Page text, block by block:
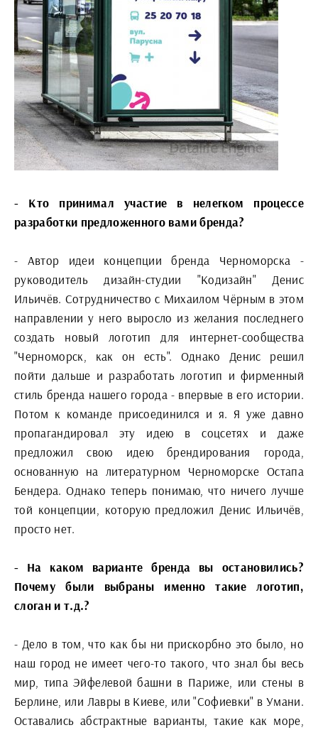
- Кто принимал участие в нелегком процессе
разработки предложенного вами бренда?
- Автор идеи концепции бренда Черноморска -
руководитель дизайн-студии "Кодизайн" Денис
Ильичёв. Сотрудничество с Михаилом Чёрным в этом
направлении у него выросло из желания последнего
создать новый логотип для интернет-сообщества
"Черноморск, как он есть". Однако Денис решил
пойти дальше и разработать логотип и фирменный
стиль бренда нашего города - впервые в его истории.
Потом к команде присоединился и я. Я уже давно
пропагандировал эту идею в соцсетях и даже
предложил свою идею брендирования города,
основанную на литературном Черноморске Остапа
Бендера. Однако теперь понимаю, что ничего лучше
той концепции, которую предложил Денис Ильичёв,
просто нет.
- На каком варианте бренда вы остановились?
Почему были выбраны именно такие логотип,
слоган и т.д.?
- Дело в том, что как бы ни прискорбно это было, но
наш город не имеет чего-то такого, что знал бы весь
мир, типа Эйфелевой башни в Париже, или стены в
Берлине, или Лавры в Киеве, или "Софиевки" в Умани.
Оставались абстрактные варианты, такие как море,